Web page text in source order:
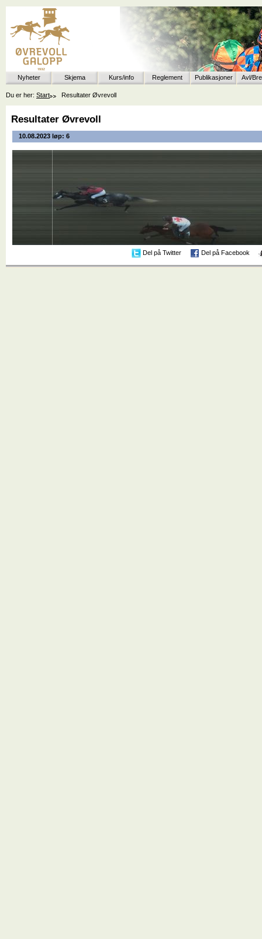
Nyheter Skjema Kurs/info Reglement Publikasjoner Avl/
Du er her: Start Resultater Øvrevoll
Resultater Øvrevoll
10.08.2023 løp: 6
Del på Twitter Del på Facebook